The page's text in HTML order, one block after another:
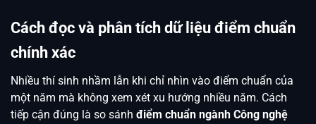
Cách đọc và phân tích dữ liệu điểm chuẩn
chính xác
Nhiều thí sinh nhầm lẫn khi chỉ nhìn vào điểm chuẩn của
một năm mà không xem xét xu hướng nhiều năm. Cách
tiếp cận đúng là so sánh điểm chuẩn ngành Công nghệ